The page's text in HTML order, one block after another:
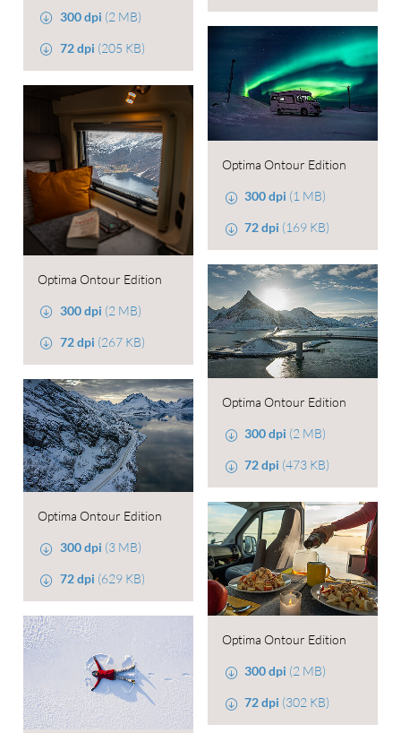
300 dpi (2 MB)
72 dpi (205 KB)
Optima Ontour Edition
300 dpi (1 MB)
72 dpi (169 KB)
Optima Ontour Edition
300 dpi (2 MB)
72 dpi (267 KB)
Optima Ontour Edition
300 dpi (2 MB)
72 dpi (473 KB)
Optima Ontour Edition
300 dpi (3 MB)
72 dpi (629 KB)
Optima Ontour Edition
300 dpi (2 MB)
72 dpi (302 KB)